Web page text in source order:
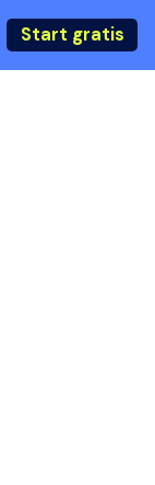
Start gratis